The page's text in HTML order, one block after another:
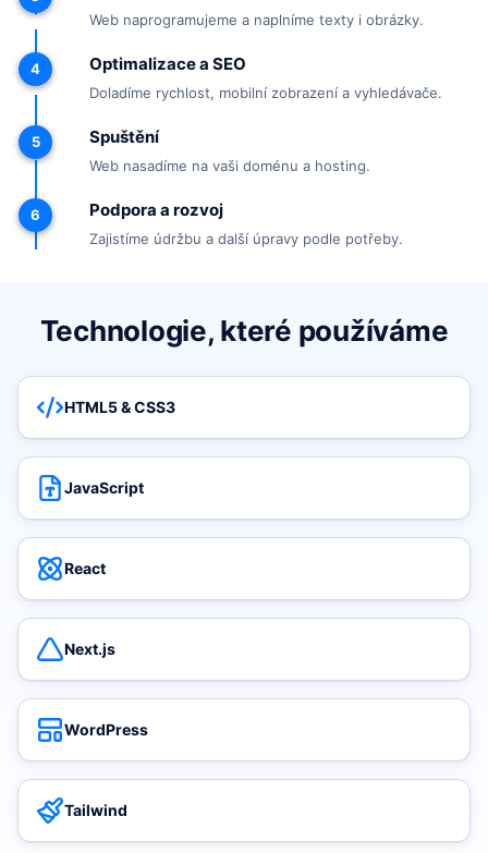
Web naprogramujeme a naplníme texty i obrázky.
4 Optimalizace a SEO
Doladíme rychlost, mobilní zobrazení a vyhledávače.
5 Spuštění
Web nasadíme na vaši doménu a hosting.
6 Podpora a rozvoj
Zajistíme údržbu a další úpravy podle potřeby.
Technologie, které používáme
HTML5 & CSS3
JavaScript
React
Next.js
WordPress
Tailwind